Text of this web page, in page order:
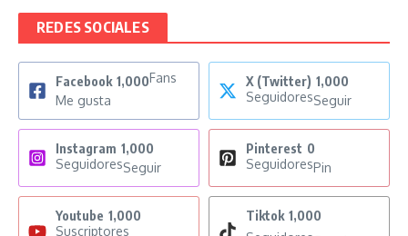
REDES SOCIALES
Facebook 1,000Fans
Me gusta
X (Twitter) 1,000
SeguidoresSeguir
Instagram 1,000
SeguidoresSeguir
Pinterest 0
SeguidoresPin
Youtube 1,000
Suscriptores
Tiktok 1,000